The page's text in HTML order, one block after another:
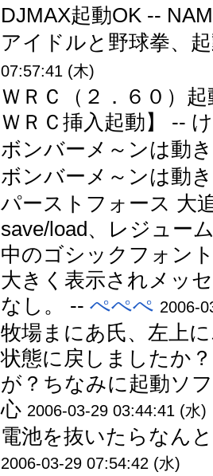
DJMAX起動OK --
アイドルと野球拳、
07:57:41 (木)
ＷＲＣ（２．６０）
ＷＲＣ挿入起動】 --
ボンバーメ～ンは動
ボンバーメ～ンは動
パーストフォース 大
save/load、レジュー
中のゴシックフォン
大きく表示されメッ
なし。 --ぺぺぺ 2006-
牧場まにあ氏、左上
状態に戻しましたか
が？ちなみに起動ソ
心 2006-03-29 03:44:41 (水)
電池を抜いたらなん
2006-03-29 07:54:42 (水)